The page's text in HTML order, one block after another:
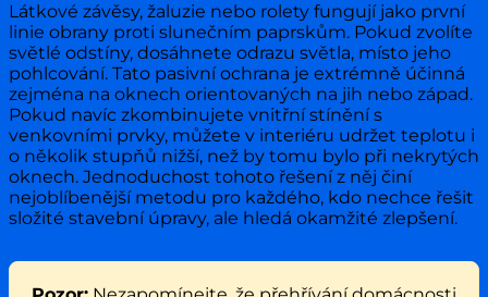
Látkové závěsy, žaluzie nebo rolety fungují jako první
linie obrany proti slunečním paprskům. Pokud zvolíte
světlé odstíny, dosáhnete odrazu světla, místo jeho
pohlcování. Tato pasivní ochrana je extrémně účinná
zejména na oknech orientovaných na jih nebo západ.
Pokud navíc zkombinujete vnitřní stínění s
venkovními prvky, můžete v interiéru udržet teplotu i
o několik stupňů nižší, než by tomu bylo při nekrytých
oknech. Jednoduchost tohoto řešení z něj činí
nejoblíbenější metodu pro každého, kdo nechce řešit
složité stavební úpravy, ale hledá okamžité zlepšení.